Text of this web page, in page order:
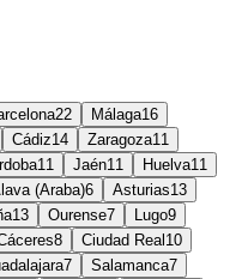
22 Málaga16
Cádiz14 Zaragoza11
11 Jaén11 Huelva11
(Araba)6 Asturias13
13 Ourense7 Lugo9
8 Ciudad Real 10
7 Salamanca7